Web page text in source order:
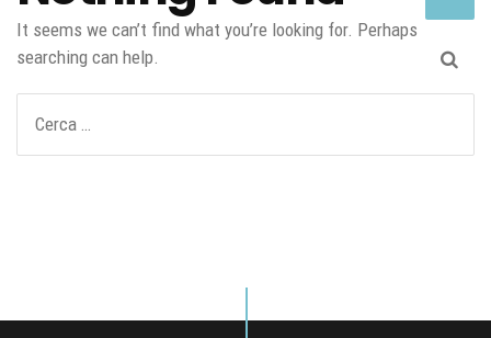
It seems we can’t find what you’re looking for. Perhaps
searching can help.